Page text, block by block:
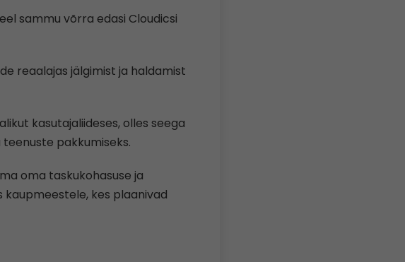
sammu võrra edasi Cloudicsi
reaalajas jälgimist ja haldamist
kasutajaliideses, olles seega
pakkumiseks.
oma taskukohasuse ja
kaupmeestele, kes plaanivad